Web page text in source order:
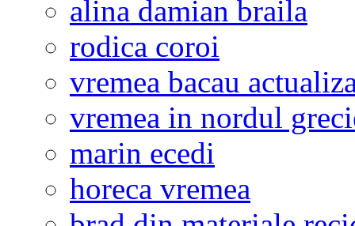
alina damian braila
rodica coroi
vremea bacau
vremea in nordul
marin ecedi
horeca vremea